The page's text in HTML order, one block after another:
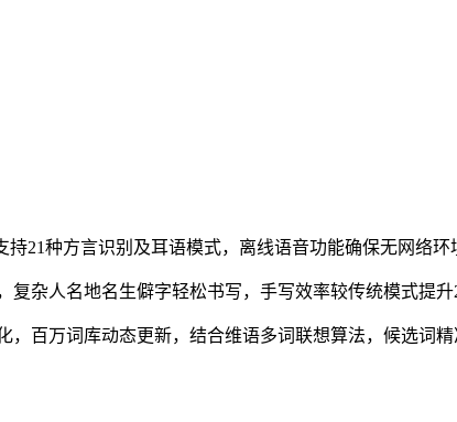
持21种方言识别及耳语模式，离线语音功能确保无网络
复杂人名地名生僻字轻松书写，手写效率较传统模式提升
，百万词库动态更新，结合维语多词联想算法，候选词精